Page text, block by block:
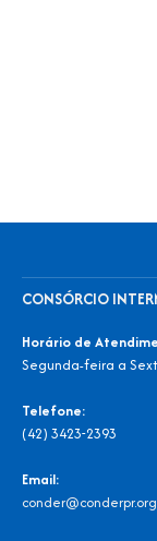
CONSÓRCIO
Horário de
Segunda-feira a
Telefone:
(42) 3423-2393
Email:
conder@conderpr.org